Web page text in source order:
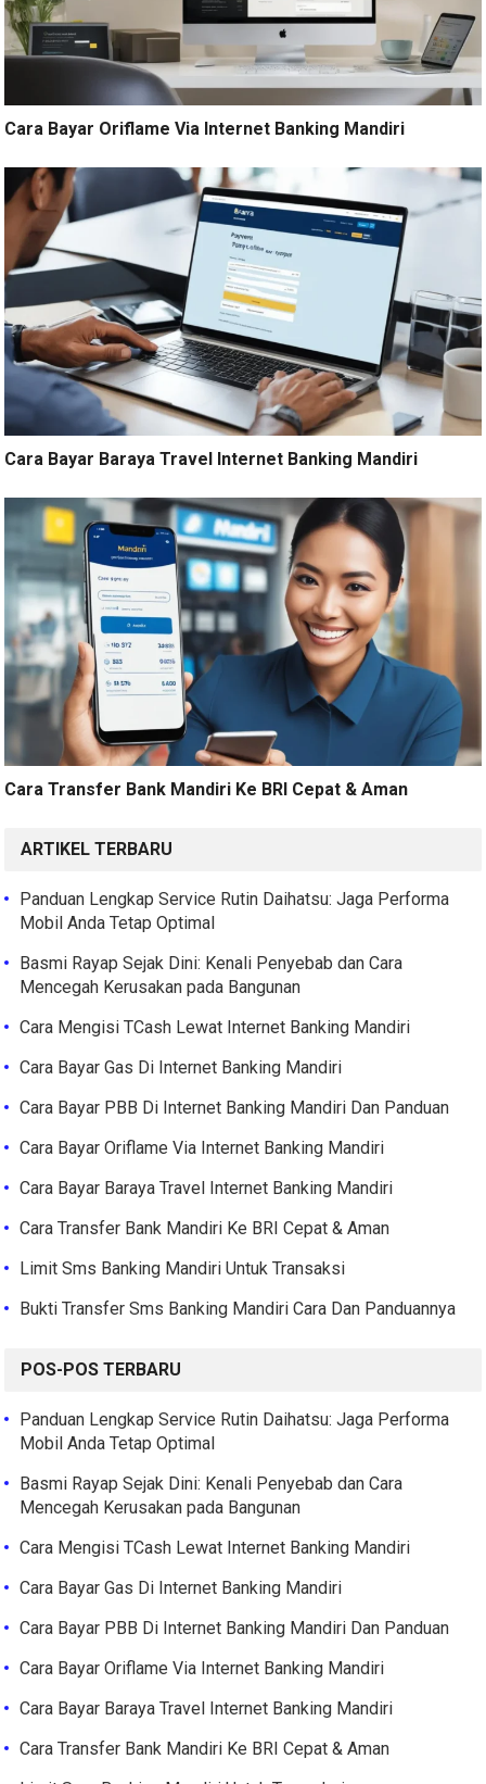
Cara Bayar Oriflame Via Internet Banking Mandiri
Cara Bayar Baraya Travel Internet Banking Mandiri
Cara Transfer Bank Mandiri Ke BRI Cepat & Aman
ARTIKEL TERBARU
Panduan Lengkap Service Rutin Daihatsu: Jaga Performa
Mobil Anda Tetap Optimal
Basmi Rayap Sejak Dini: Kenali Penyebab dan Cara
Mencegah Kerusakan pada Bangunan
Cara Mengisi TCash Lewat Internet Banking Mandiri
Cara Bayar Gas Di Internet Banking Mandiri
Cara Bayar PBB Di Internet Banking Mandiri Dan Panduan
Cara Bayar Oriflame Via Internet Banking Mandiri
Cara Bayar Baraya Travel Internet Banking Mandiri
Cara Transfer Bank Mandiri Ke BRI Cepat & Aman
Limit Sms Banking Mandiri Untuk Transaksi
Bukti Transfer Sms Banking Mandiri Cara Dan Panduannya
POS-POS TERBARU
Panduan Lengkap Service Rutin Daihatsu: Jaga Performa
Mobil Anda Tetap Optimal
Basmi Rayap Sejak Dini: Kenali Penyebab dan Cara
Mencegah Kerusakan pada Bangunan
Cara Mengisi TCash Lewat Internet Banking Mandiri
Cara Bayar Gas Di Internet Banking Mandiri
Cara Bayar PBB Di Internet Banking Mandiri Dan Panduan
Cara Bayar Oriflame Via Internet Banking Mandiri
Cara Bayar Baraya Travel Internet Banking Mandiri
Cara Transfer Bank Mandiri Ke BRI Cepat & Aman